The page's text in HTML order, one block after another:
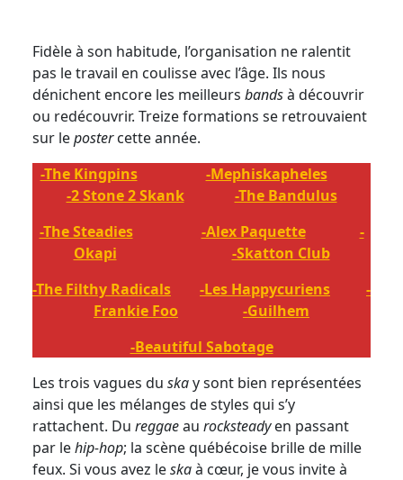
Fidèle à son habitude, l’organisation ne ralentit
pas le travail en coulisse avec l’âge. Ils nous
dénichent encore les meilleurs bandsà découvrir
ou redécouvrir. Treize formations se retrouvaient
sur lepostercette année.
-The Kingpins
-Mephiskapheles
-2 Stone 2 Skank
-The Bandulus
-The Steadies
-Alex Paquette
-
Okapi
-Skatton Club
-The Filthy Radicals
-Les Happycuriens
-
Frankie Foo
-Guilhem
-Beautiful Sabotage
Les trois vagues du skay sont bien représentées
ainsi que les mélanges de styles qui s’y
rattachent. Du reggaeau rocksteadyen passant
par lehip-hop; la scène québécoise brille de mille
feux. Si vous avez leskaà cœur, je vous invite à